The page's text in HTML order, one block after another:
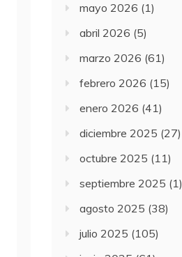
mayo 2026 (1)
abril 2026 (5)
marzo 2026 (61)
febrero 2026 (15)
enero 2026 (41)
diciembre 2025 (27)
octubre 2025 (11)
septiembre 2025 (1)
agosto 2025 (38)
julio 2025 (105)